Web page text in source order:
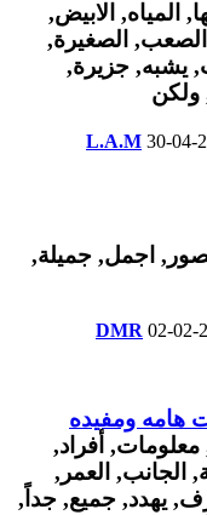
L.A.M 30-04-
DMR 02-02-
هامه ومفيده